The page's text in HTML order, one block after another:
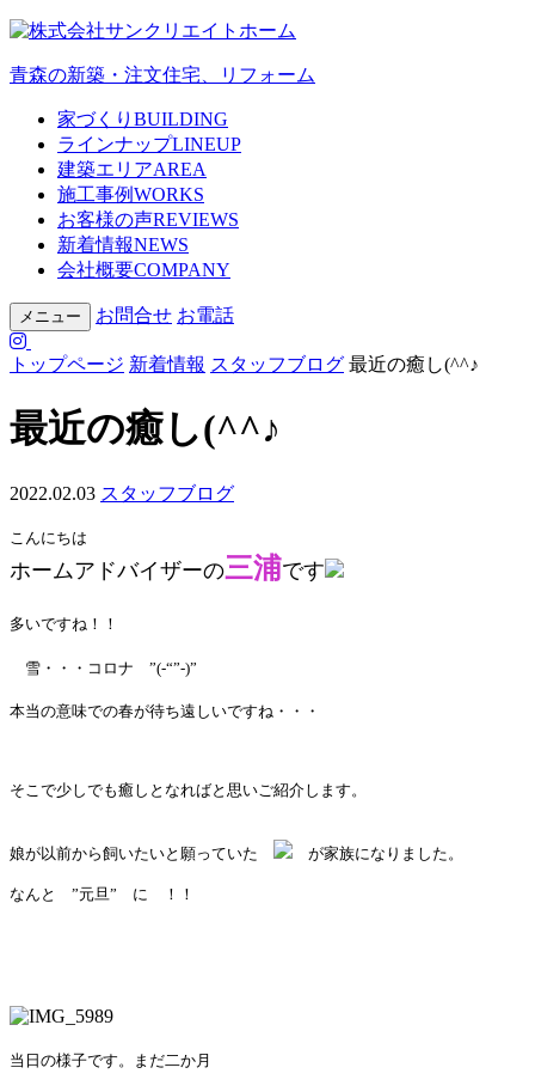
青森の新築・注文住宅、リフォーム
家づくり BUILDING
ラインナップLINEUP
建築エリアAREA
施工事例WORKS
お客様の声REVIEWS
新着情報NEWS
会社概要COMPANY
メニュー お問合せ お電話
トップページ 新着情報 スタッフブログ 最近の癒し(^^♪
最近の癒し(^^♪
2022.02.03 スタッフブログ
こんにちは
ホームアドバイザーの三浦です
多いですね！！
雪・・・コロナ ”(-“”-)”
本当の意味での春が待ち遠しいですね・・・
そこで少しでも癒しとなればと思いご紹介します。
娘が以前から飼いたいと願っていた が家族になりました。
なんと ”元旦” に ！！
当日の様子です。 まだ二か月